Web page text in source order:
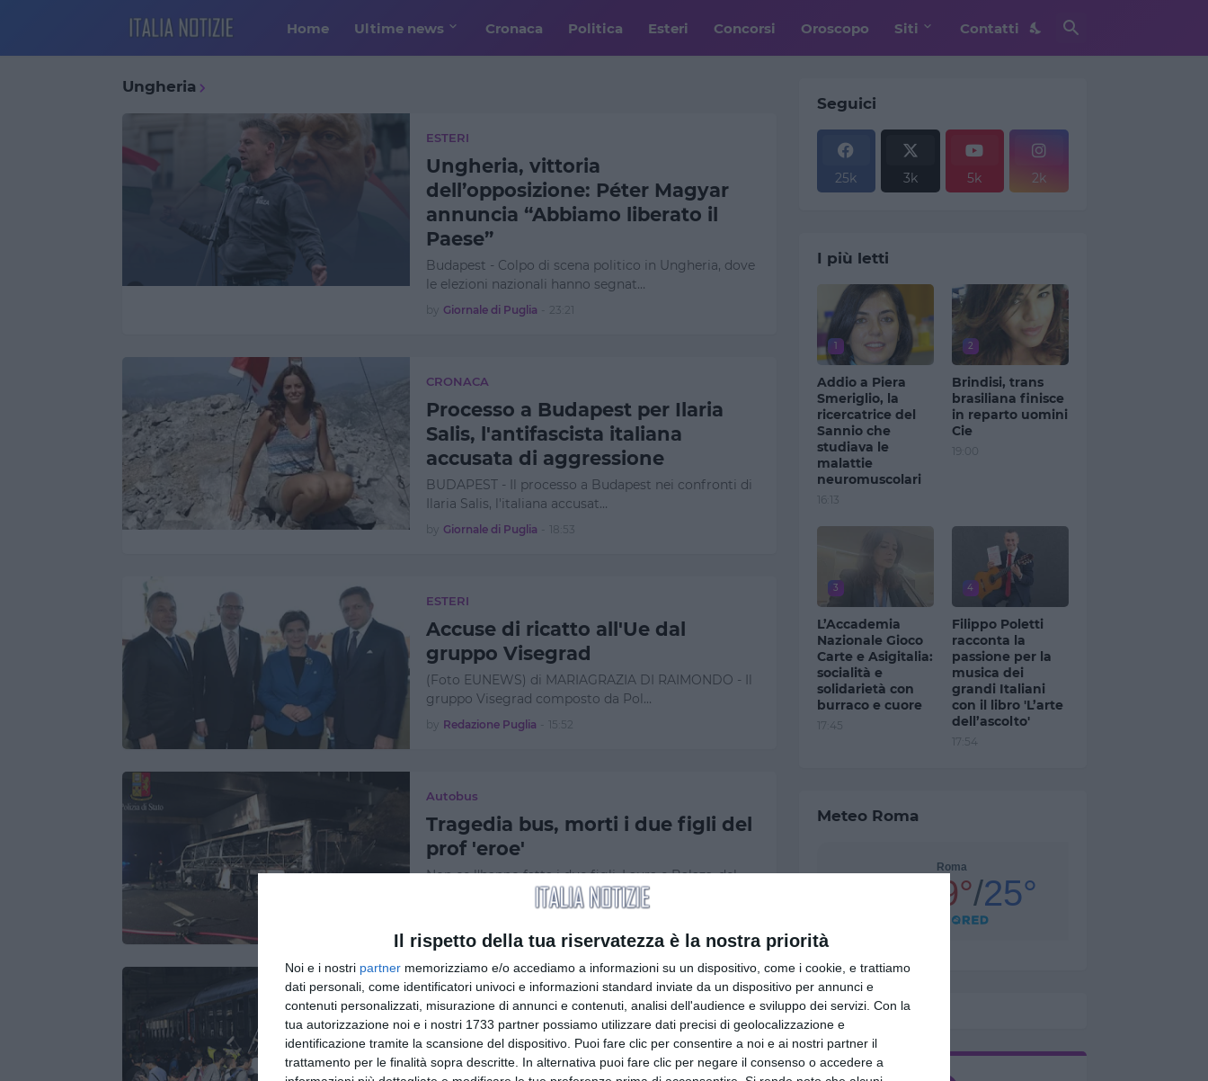
Il rispetto della tua riservatezza è la nostra priorità
Noi e i nostri partner memorizziamo e/o accediamo a informazioni su un dispositivo, come i cookie, e trattiamo
dati personali, come identificatori univoci e informazioni standard inviate da un dispositivo per annunci e
contenuti personalizzati, misurazione di annunci e contenuti, analisi dell'audience e sviluppo dei servizi. Con la
tua autorizzazione noi e i nostri 1733 partner possiamo utilizzare dati precisi di geolocalizzazione e
identificazione tramite la scansione del dispositivo. Puoi fare clic per consentire a noi e ai nostri partner il
trattamento per le finalità sopra descritte. In alternativa puoi fare clic per negare il consenso o accedere a
Home Ultime news Cronaca Politica Esteri Concorsi Oroscopo Siti Contatti
Ungheria
ESTERI
Ungheria, vittoria
dell’opposizione: Péter Magyar
annuncia “Abbiamo liberato il
Paese”
Budapest - Colpo di scena politico in Ungheria, dove
le elezioni nazionali hanno segnat…
by Giornale di Puglia 23:21
CRONACA
Processo a Budapest per Ilaria
Salis, l'antifascista italiana
accusata di aggressione
BUDAPEST - Il processo a Budapest nei confronti di
Ilaria Salis, l'italiana accusat…
by Giornale di Puglia 18:53
ESTERI
Accuse di ricatto all'Ue dal
gruppo Visegrad
(Foto EUNEWS) di MARIAGRAZIA DI RAIMONDO - Il
gruppo Visegrad composto da Pol…
by Redazione Puglia 15:52
Autobus
Tragedia bus, morti i due figli del
prof 'eroe'
Non ce l'hanno fatta i due figli, Laura e Balazs, del
ESTERI
Ungheria, Orban ha deciso:
saranno detenuti tutti i migranti
BUDAPEST - Nuova sfida da parte di Viktor Orban
Seguici
25k 3k 5k 2k
I più letti
1
Addio a Piera
Smeriglio, la
ricercatrice del
Sannio che
studiava le
malattie
neuromuscolari
16:13
2
Brindisi, trans
brasiliana finisce
in reparto uomini
Cie
19:00
3
L’Accademia
Nazionale Gioco
Carte e Asigitalia:
socialità e
solidarietà con
burraco e cuore
17:45
4
Filippo Poletti
racconta la
passione per la
musica dei
grandi Italiani
con il libro 'L’arte
dell’ascolto'
17:54
Meteo Roma